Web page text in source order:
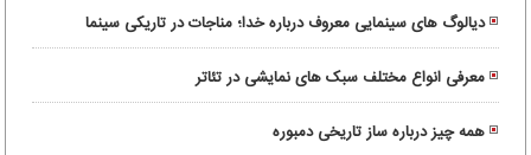
دیالوگ های سینمایی معروف درباره خدا؛ مناجات در تاریکی سینما
معرفی انواع مختلف سبک های نمایشی در تئاتر
همه چیز درباره ساز تاریخی دمبوره